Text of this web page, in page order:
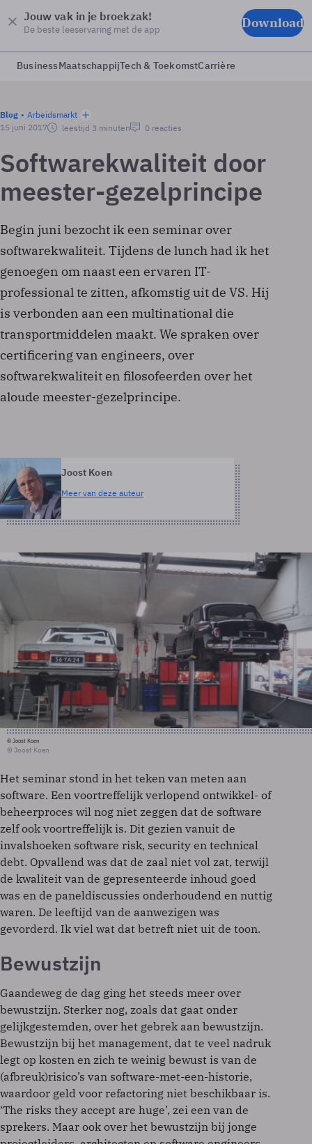
Jouw vak in je broekzak!
De beste leeservaring met de app Download
BusinessMaatschappijTech & ToekomstCarrière
Blog
Arbeidsmarkt
15 juni 2017
leestijd 3 minuten 0 reacties
Softwarekwaliteit door
meester-gezelprincipe
Begin juni bezocht ik een seminar over
softwarekwaliteit. Tijdens de lunch had ik het
genoegen om naast een ervaren IT-
professional te zitten, afkomstig uit de VS. Hij
is verbonden aan een multinational die
transportmiddelen maakt. We spraken over
certificering van engineers, over
softwarekwaliteit en filosofeerden over het
aloude meester-gezelprincipe.
Joost Koen
Meer van deze auteur
© Joost Koen
© Joost Koen
Het seminar stond in het teken van meten aan
software. Een voortreffelijk verlopend ontwikkel- of
beheerproces wil nog niet zeggen dat de software
zelf ook voortreffelijk is. Dit gezien vanuit de
invalshoeken software risk, security en technical
debt. Opvallend was dat de zaal niet vol zat, terwijl
de kwaliteit van de gepresenteerde inhoud goed
was en de paneldiscussies onderhoudend en nuttig
waren. De leeftijd van de aanwezigen was
gevorderd. Ik viel wat dat betreft niet uit de toon.
Bewustzijn
Gaandeweg de dag ging het steeds meer over
bewustzijn. Sterker nog, zoals dat gaat onder
gelijkgestemden, over het gebrek aan bewustzijn.
Bewustzijn bij het management, dat te veel nadruk
legt op kosten en zich te weinig bewust is van de
(afbreuk)risico’s van software-met-een-historie,
waardoor geld voor refactoring niet beschikbaar is.
‘The risks they accept are huge’, zei een van de
sprekers. Maar ook over het bewustzijn bij jonge